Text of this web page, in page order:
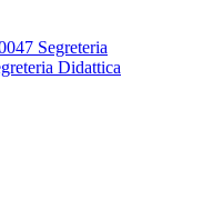
Segreteria
Didattica